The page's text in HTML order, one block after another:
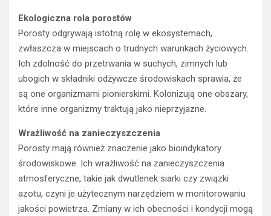
Ekologiczna rola porostów
Porosty odgrywają istotną rolę w ekosystemach,
zwłaszcza w miejscach o trudnych warunkach życiowych.
Ich zdolność do przetrwania w suchych, zimnych lub
ubogich w składniki odżywcze środowiskach sprawia, że
są one organizmami pionierskimi. Kolonizują one obszary,
które inne organizmy traktują jako nieprzyjazne.
Wrażliwość na zanieczyszczenia
Porosty mają również znaczenie jako bioindykatory
środowiskowe. Ich wrażliwość na zanieczyszczenia
atmosferyczne, takie jak dwutlenek siarki czy związki
azotu, czyni je użytecznym narzędziem w monitorowaniu
jakości powietrza. Zmiany w ich obecności i kondycji mogą